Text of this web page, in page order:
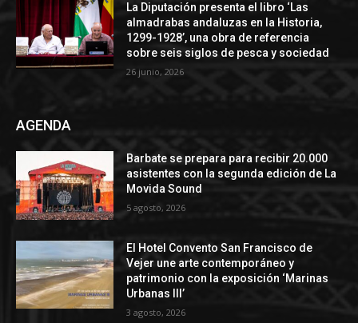
La Diputación presenta el libro ‘Las
almadrabas andaluzas en la Historia,
1299-1928’, una obra de referencia
sobre seis siglos de pesca y sociedad
26 junio, 2026
AGENDA
Barbate se prepara para recibir 20.000
asistentes con la segunda edición de La
Movida Sound
5 agosto, 2026
El Hotel Convento San Francisco de
Vejer une arte contemporáneo y
patrimonio con la exposición ‘Marinas
Urbanas III’
3 agosto, 2026